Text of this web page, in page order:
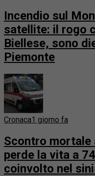
Incendio sul
satellite: il rogo
Biellese, sono
Piemonte
Cronaca1 giorno fa
Scontro mortale
perde la vita a
coinvolto nel